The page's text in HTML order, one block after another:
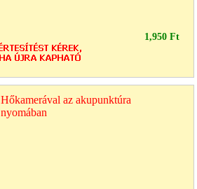
1,950 Ft
Hőkamerával az akupunktúra
nyomában